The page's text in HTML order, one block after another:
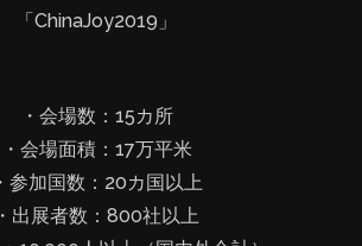
「ChinaJoy2019」
・会場数：15カ所
・会場面積：17万平米
・参加国数：20カ国以上
・出展者数：800社以上